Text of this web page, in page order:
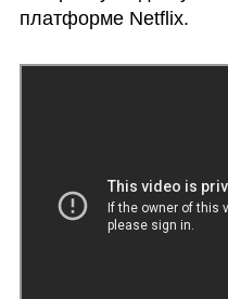
платформе Netflix.